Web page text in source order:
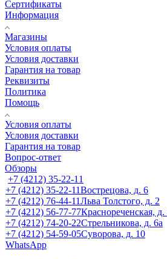
Сертификаты
Информация
Магазины
Условия оплаты
Условия доставки
Гарантия на товар
Реквизиты
Политика
Помощь
Условия оплаты
Условия доставки
Гарантия на товар
Вопрос-ответ
Обзоры
+7 (4212) 35-22-11
+7 (4212) 35-22-11Вострецова, д. 6
+7 (4212) 76-44-11Льва Толстого, д. 2
+7 (4212) 56-77-77Краснореченская, д.
+7 (4212) 74-20-22Стрельникова, д. 6а
+7 (4212) 54-59-05Суворова, д. 10
WhatsApp